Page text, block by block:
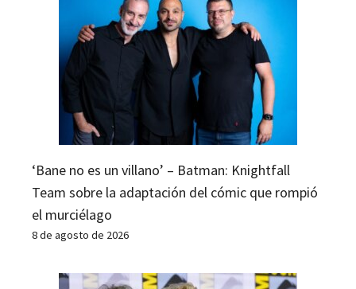
‘Bane no es un villano’ – Batman: Knightfall
Team sobre la adaptación del cómic que rompió
el murciélago
8 de agosto de 2026